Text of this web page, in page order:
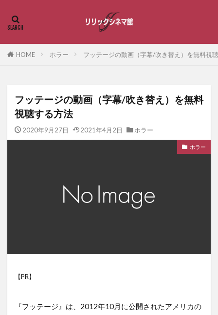
HOME ホラー フッテージの動画（字幕/吹き替え）を無料視
フッテージの動画（字幕/吹き替え）を無料
視聴する方法
2020年9月27日 2021年4月2日 ホラー
ホラー
【PR】
『フッテージ』は、2012年10月に公開されたアメリカの